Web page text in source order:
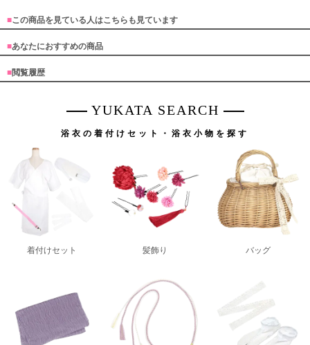
■この商品を見ている人はこちらも見ています
■あなたにおすすめの商品
■閲覧履歴
YUKATA SEARCH
浴衣の着付けセット・浴衣小物を探す
着付けセット 髪飾り バッグ